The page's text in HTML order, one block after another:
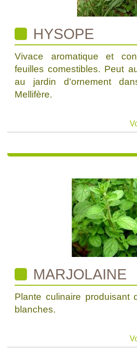
HYSOPE
Vivace aromatique et
feuilles comestibles. Peut
au jardin d'ornement
Mellifère.
MARJOLAINE
Plante culinaire produisant
blanches.